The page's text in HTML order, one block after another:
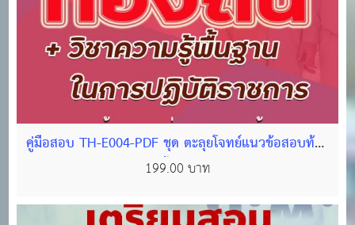
คู่มือสอบ TH-E004-PDF ชุด ตะลุยโจทย์แนวข้อสอบท้อง
ถิ่น (ภาค ก) วิชา ความรู้พื้นฐานในการปฏิบัติราชการ #2
199.00 บาท